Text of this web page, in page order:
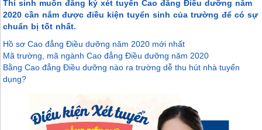
Thí sinh muốn đăng ký xét tuyển Cao đẳng Điều dưỡng năm
2020 cần nắm được điều kiện tuyển sinh của trường để có sự
chuẩn bị tốt nhất.
Hồ sơ Cao đẳng Điều dưỡng năm 2020 mới nhất
Mã trường, mã ngành Cao đẳng Điều dưỡng năm 2020
Bằng Cao đẳng Điều dưỡng nào ra trường dễ thu hút nhà tuyển
dụng?